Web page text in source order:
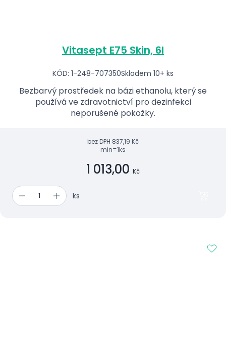
Vitasept E75 Skin, 6l
KÓD: 1-248-707350Skladem 10+ ks
Bezbarvý prostředek na bázi ethanolu, který se
používá ve zdravotnictví pro dezinfekci
neporušené pokožky.
bez DPH 837,19 Kč
min=1ks
1 013,00 Kč
ks